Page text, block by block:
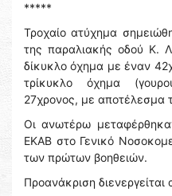
*****
Τροχαίο ατύχημα
της παραλιακής οδού Κ.
δίκυκλο όχημα με έναν
τρίκυκλο όχημα
27χρονος, με αποτέλεσμα
Οι ανωτέρω
ΕΚΑΒ στο Γενικό
των πρώτων βοηθειών.
Προανάκριση